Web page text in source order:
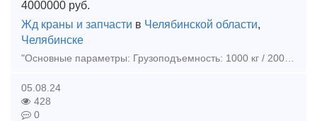
4000000 руб.
Жд краны и запчасти в Челябинской области,
Челябинске
"Основные параметры: Грузоподъемность: 1000 кг / 2000 кг (под заказ) Радиус охвата – до 4000 мм Конструктивное исполнение: Основание для стационарного крепления к полу Складные опорные лапы Испо
05.08.24
428
0